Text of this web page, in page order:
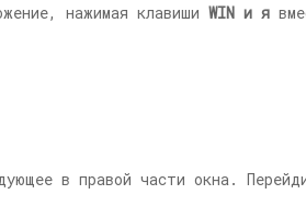
нажимая клавиши WIN и я
в правой части окна.